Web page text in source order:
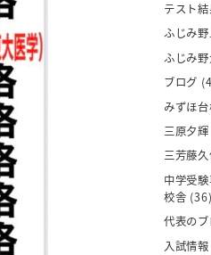
テスト
ふじみ
ふじみ
ブログ
みずほ
三原夕
三芳藤
中学受
校舎 (36)
代表の
入試情報